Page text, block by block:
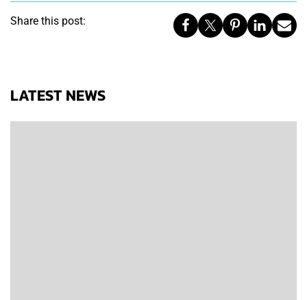
Share this post:
LATEST NEWS